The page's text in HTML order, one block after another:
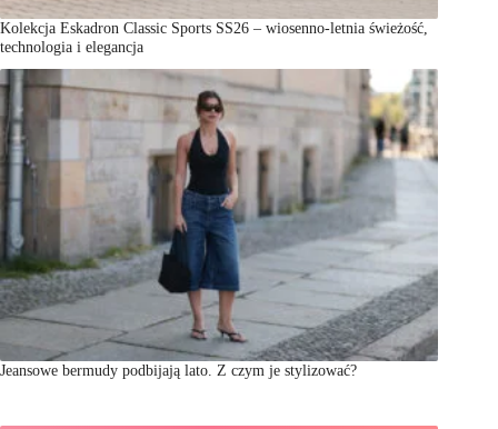
Kolekcja Eskadron Classic Sports SS26 – wiosenno-letnia świeżość,
technologia i elegancja
Jeansowe bermudy podbijają lato. Z czym je stylizować?